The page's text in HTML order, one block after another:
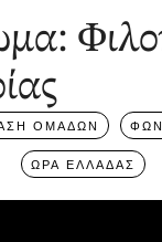
ΟΜΑΔΩΝ
ΩΡΑ ΕΛΛΑΔΑΣ